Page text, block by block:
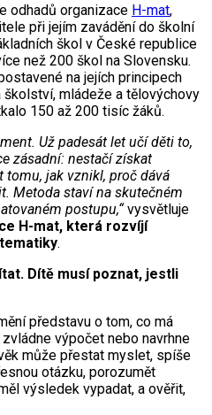
odhadů organizace H-mat,
při jejím zavádění do školní
škol v České republice
než 200 škol na Slovensku.
na jejích principech
mládeže a tělovýchovy
150 až 200 tisíc žáků.
Už padesát let učí děti to,
zásadní: nestačí získat
tomu, jak vznikl, proč dává
Metoda staví na skutečném
postupu,“vysvětluje
H-mat, která rozvíjí
.
Dítě musí poznat, jestli
představu o tom, co má
výpočet nebo navrhne
může přestat myslet, spíše
otázku, porozumět
výsledek vypadat, a ověřit,